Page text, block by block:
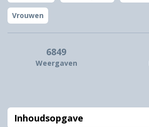
Vrouwen
6849
Weergaven
Inhoudsopgave